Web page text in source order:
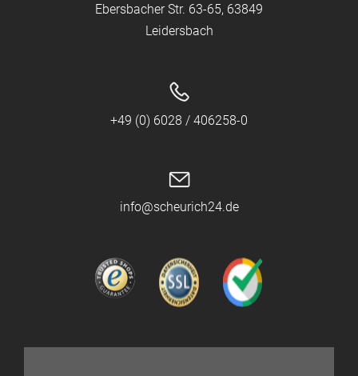
Ebersbacher Str. 63-65, 63849
Leidersbach
+49 (0) 6028 / 406258-0
info@scheurich24.de